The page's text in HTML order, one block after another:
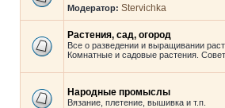
Модератор: Stervichka
Растения, сад, огород
Все о разведении и выращивании
Комнатные и садовые растения.
Народные промыслы
Вязание, плетение, вышивка и т.п.